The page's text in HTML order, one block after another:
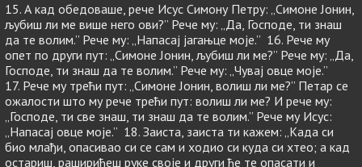
15. А кад обедоваше, рече Исус Симону Петру: „Симоне Јонин,
љубиш ли ме више него ови?” Рече му: „Да, Господе, ти знаш
да те волим.” Рече му: „Напасај јагањце моје.” 16. Рече му
опет по други пут: „Симоне Јонин, љубиш ли ме?” Рече му: „Да,
Господе, ти знаш да те волим.” Рече му: „Чувај овце моје.”
17. Рече му трећи пут: „Симоне Јонин, волиш ли ме?” Петар се
ожалости што му рече трећи пут: волиш ли ме? И рече му:
„Господе, ти све знаш, ти знаш да те волим.” Рече му Исус:
„Напасај овце моје.” 18. Заиста, заиста ти кажем: „Када си
био млађи, опасивао си се сам и ходио си куда си хтео; а кад
остариш, раширићеш руке своје и други ће те опасати и